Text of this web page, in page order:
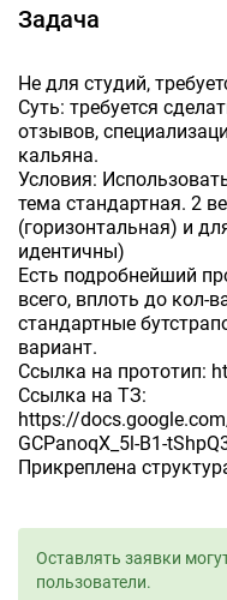
Задача
Не для студий,
Суть: требуется
отзывов,
кальяна.
Условия:
тема стандартная. 2
(горизонтальная) и
идентичны)
Есть подробнейший
всего, вплоть до кол-
стандартные
вариант.
Ссылка на прототип:
Ссылка на ТЗ:
https://
GCPanoqX_5l-B1-
Прикреплена
Оставлять заявки
пользователи.